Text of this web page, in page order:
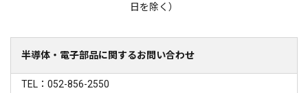
日を除く）
半導体・電子部品に関するお問い合わせ
TEL：052-856-2550